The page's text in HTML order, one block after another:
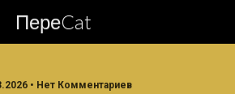
ПереCat
• Нет Комментариев